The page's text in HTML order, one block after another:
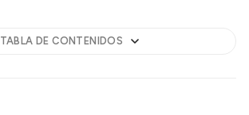
TABLA DE CONTENIDOS